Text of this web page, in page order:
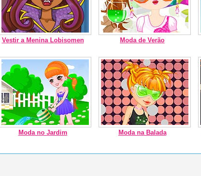
Vestir a Menina Lobisomen Moda de Verão
Moda no Jardim Moda na Balada